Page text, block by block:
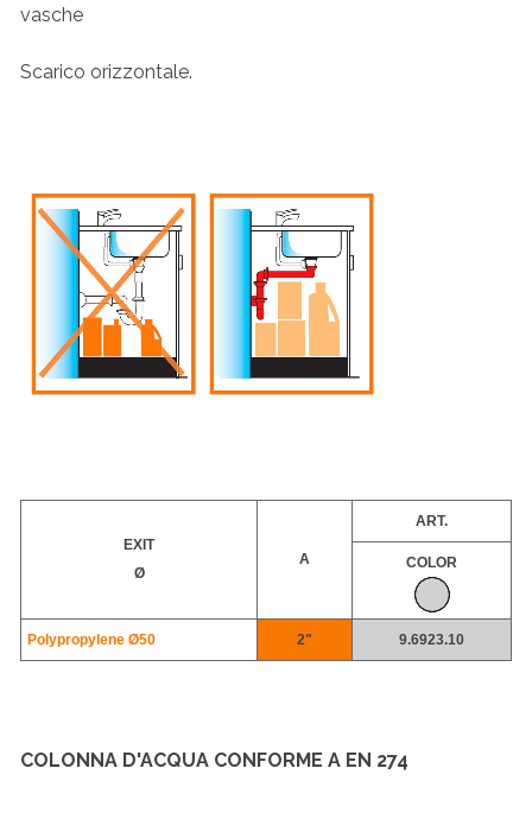
vasche
Scarico orizzontale.
EXIT
Ø
A
ART.
COLOR
Polypropylene Ø50 2" 9.6923.10
COLONNA D'ACQUA CONFORME A EN 274